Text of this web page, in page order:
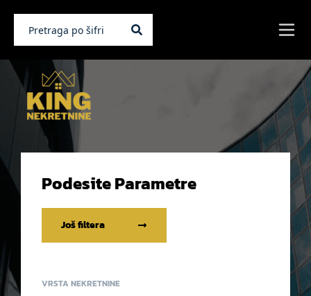
Podesite Parametre
Još filtera
VRSTA NEKRETNINE